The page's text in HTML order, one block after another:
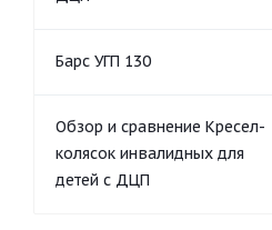
Барс УГП 130
Обзор и сравнение Кресел-
колясок инвалидных для
детей с ДЦП